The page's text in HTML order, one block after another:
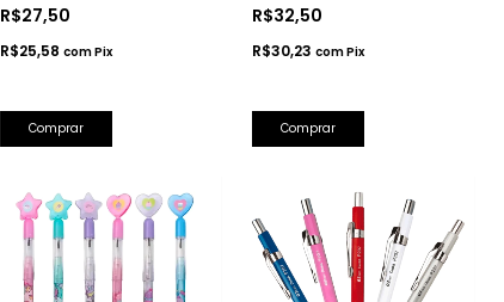
R$27,50
R$25,58 comPix
Comprar
R$32,50
R$30,23comPix
Comprar